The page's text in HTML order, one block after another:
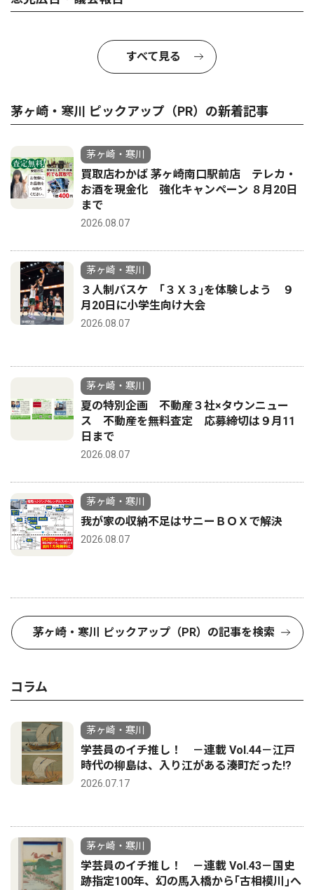
すべて見る
茅ヶ崎・寒川 ピックアップ（PR）の新着記事
茅ヶ崎・寒川
買取店わかば 茅ヶ崎南口駅前店 テレカ・
お酒を現金化 強化キャンペーン ８月20日
まで
2026.08.07
茅ヶ崎・寒川
３人制バスケ ｢３Ｘ３｣を体験しよう ９
月20日に小学生向け大会
2026.08.07
茅ヶ崎・寒川
夏の特別企画 不動産３社×タウンニュー
ス 不動産を無料査定 応募締切は９月11
日まで
2026.08.07
茅ヶ崎・寒川
我が家の収納不足はサニーＢＯＸで解決
2026.08.07
茅ヶ崎・寒川 ピックアップ（PR）の記事を検索
コラム
茅ヶ崎・寒川
学芸員のイチ推し！ －連載 Vol.44－江戸
時代の柳島は、入り江がある湊町だった!?
2026.07.17
茅ヶ崎・寒川
学芸員のイチ推し！ －連載 Vol.43－国史
跡指定100年、幻の馬入橋から｢古相模川｣へ